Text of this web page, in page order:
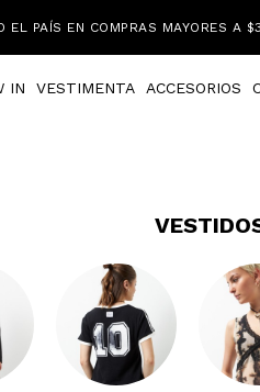
EL PAÍS EN COMPRAS MAYORES A
IN VESTIMENTA ACCESORIOS